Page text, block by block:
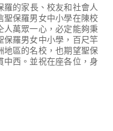
的家長、校友和社會人
保羅男女中小學在陳校
萬眾一心，必定能夠秉
保羅男女中小學，百尺竿
區的名校，也期望聖保
西。並祝在座各位，身